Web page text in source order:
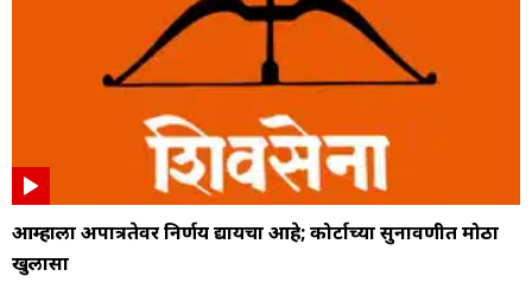
आम्हाला अपात्रतेवर निर्णय द्यायचा आहे; कोर्टाच्या सुनावणीत मोठा
खुलासा